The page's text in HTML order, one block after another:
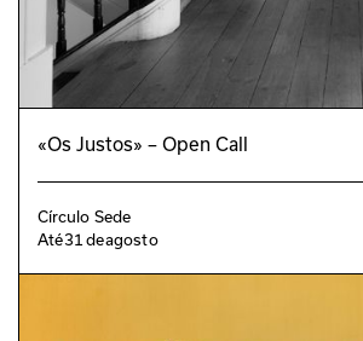
«Os Justos» – Open Call
Círculo Sede
Até31 deagosto